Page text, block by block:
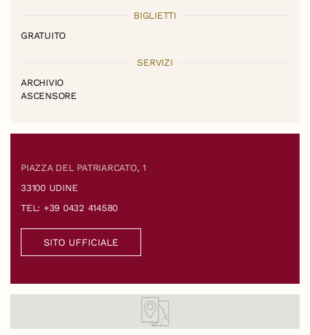
BIGLIETTI
GRATUITO
SERVIZI
ARCHIVIO
ASCENSORE
PIAZZA DEL PATRIARCATO, 1
33100 UDINE
TEL: +39 0432 414580
SITO UFFICIALE